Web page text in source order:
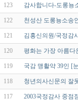
123 감사합니다-도롱뇽
122 천성산 도롱뇽소송
121 김홍신의원/국정감
120 평화는 가장 아름다
119 국감 맹활약 39인 [
118 청년의사신문의 잘
117 2003국정감사 중점